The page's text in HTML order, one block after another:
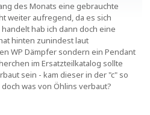
des Monats eine gebrauchte
weiter aufregend, da es sich
hab ich dann doch eine
hinten zunindest laut
WP Dämpfer sondern ein Pendant
im Ersatzteilkatalog sollte
sein - kam dieser in der "c" so
was von Öhlins verbaut?